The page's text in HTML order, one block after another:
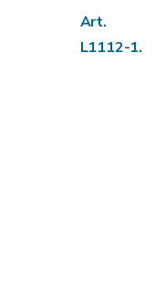
Art.
L1112-1.